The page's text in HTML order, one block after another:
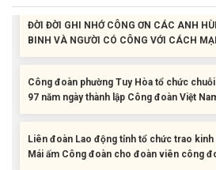
BINH VÀ NGƯỜI CÓ CÔNG VỚI CÁCH
Công đoàn phường Tuy Hòa tổ chức
Liên đoàn Lao động tỉnh tổ chức trao kinh
Bàn giao Mái ấm công đoàn cho 2 đoàn